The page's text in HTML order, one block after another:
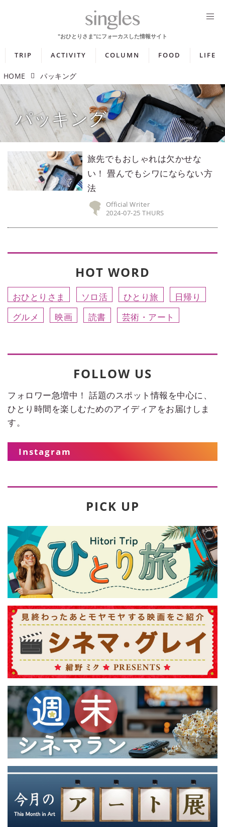
TRIP ACTIVITY COLUMN FOOD LIFE
HOME パッキング
パッキング
旅先でもおしゃれは欠かせな
い！ 畳んでもシワにならない方
法
Official Writer
2024-07-25 THURS
HOT WORD
おひとりさま ソロ活 ひとり旅
日帰り
グルメ
映画 読書 芸術・アート
FOLLOW US
フォロワー急増中！ 話題のスポット情報を中心に、
ひとり時間を楽しむためのアイディアをお届けしま
す。
Instagram
PICK UP